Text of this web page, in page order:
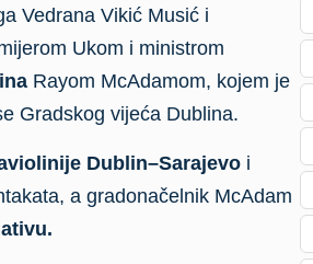
Vedrana Vikić Musić i
Ukom i ministrom
Rayom McAdamom, kojem je
Gradskog vijeća Dublina.
Dublin–Sarajevo i
a gradonačelnik McAdam